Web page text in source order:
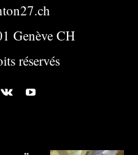
Genève CH
réservés